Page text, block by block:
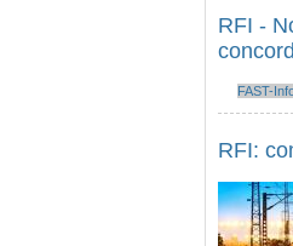
RFI -
FAST-
RFI: